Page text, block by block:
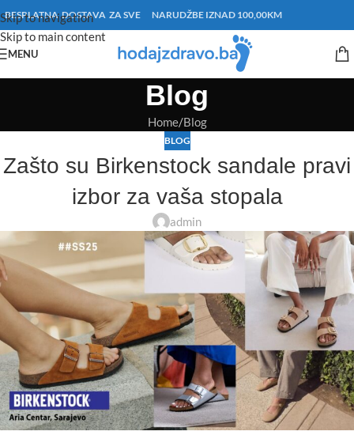
Skip to navigation
Skip to main content
BESPLATNA DOSTAVA ZA SVE NARUDŽBE IZNAD 100,00KM
MENU
Blog
Home Blog
BLOG
Zašto su Birkenstock sandale pravi
izbor za vaša stopala
admin